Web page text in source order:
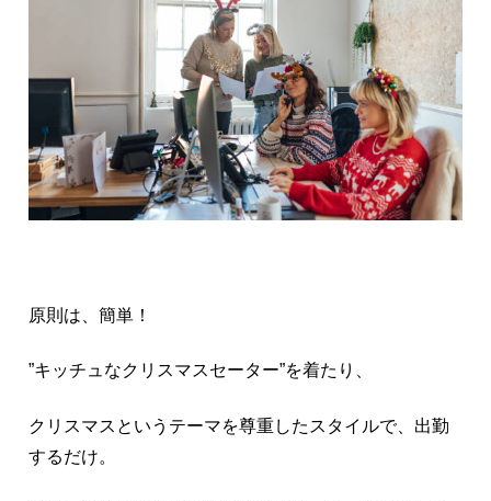
原則は、簡単！
”キッチュなクリスマスセーター”を着たり、
クリスマスというテーマを尊重したスタイルで、出勤
するだけ。